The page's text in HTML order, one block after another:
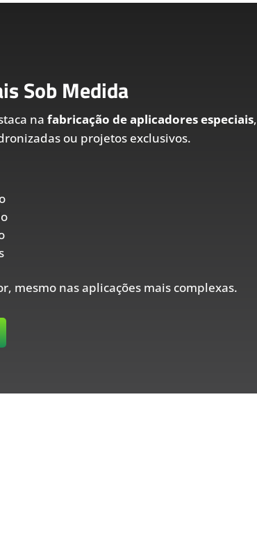
Sob Medida
na fabricação de aplicadores especiais,
ou projetos exclusivos.
mesmo nas aplicações mais complexas.